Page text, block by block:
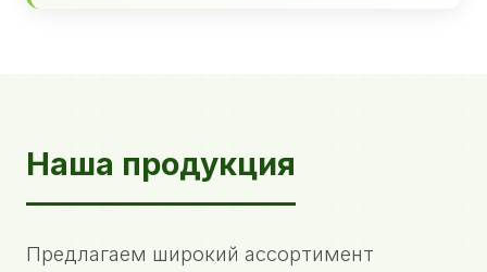
Наша продукция
Предлагаем широкий ассортимент